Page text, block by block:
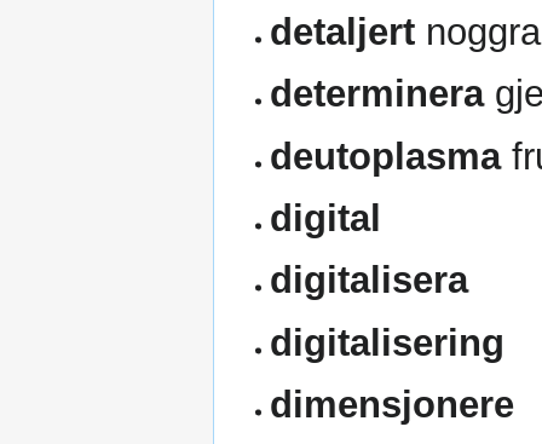
detaljert
determinera
deutoplasma
digital
digitalisera
digitalisering
dimensjonere